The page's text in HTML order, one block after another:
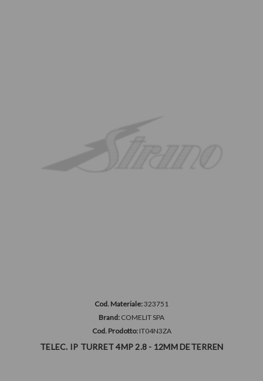
Cod. Materiale:323751
Brand: COMELIT SPA
Cod. Prodotto: IT04N3ZA
TELEC. IP TURRET 4MP 2.8 - 12MM DETERREN